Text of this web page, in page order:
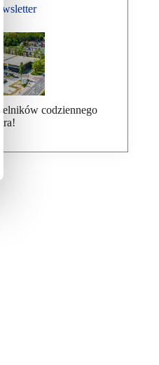
codziennego